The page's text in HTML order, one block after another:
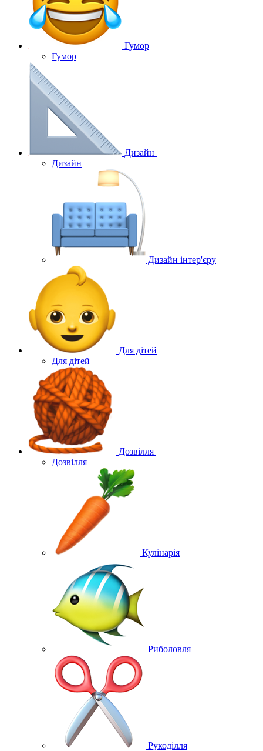
Гумор
Гумор
Дизайн
Дизайн
Дизайн інтер'єру
Для дітей
Для дітей
Дозвілля
Дозвілля
Кулінарія
Риболовля
Рукоділля